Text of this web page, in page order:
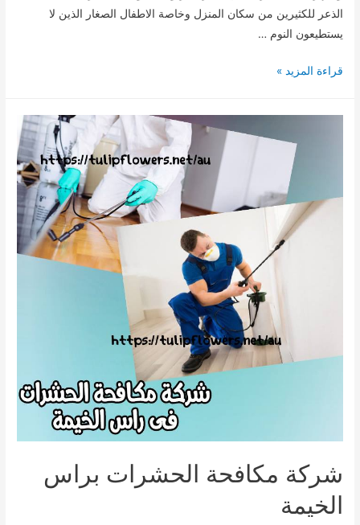
الذعر للكثيرين من سكان المنزل وخاصة الاطفال الصغار الذين لا
يستطيعون النوم …
مكافحة
قراءة المزيد »
شركة مكافحة الحشرات براس
الخيمة